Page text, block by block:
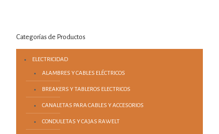
Categorías de Productos
ELECTRICIDAD
ALAMBRES Y CABLES ELÉCTRICOS
BREAKERS Y TABLEROS ELECTRICOS
CANALETAS PARA CABLES Y ACCESORIOS
CONDULETAS Y CAJAS RAWELT